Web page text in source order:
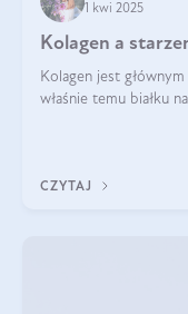
1 kwi 2025
Kolagen a
Kolagen jest
właśnie temu białku
CZYTAJ